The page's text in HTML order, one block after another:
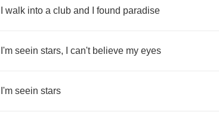
walk into a club and found paradise
I'm seein stars, can't believe my eyes
I'm seein stars